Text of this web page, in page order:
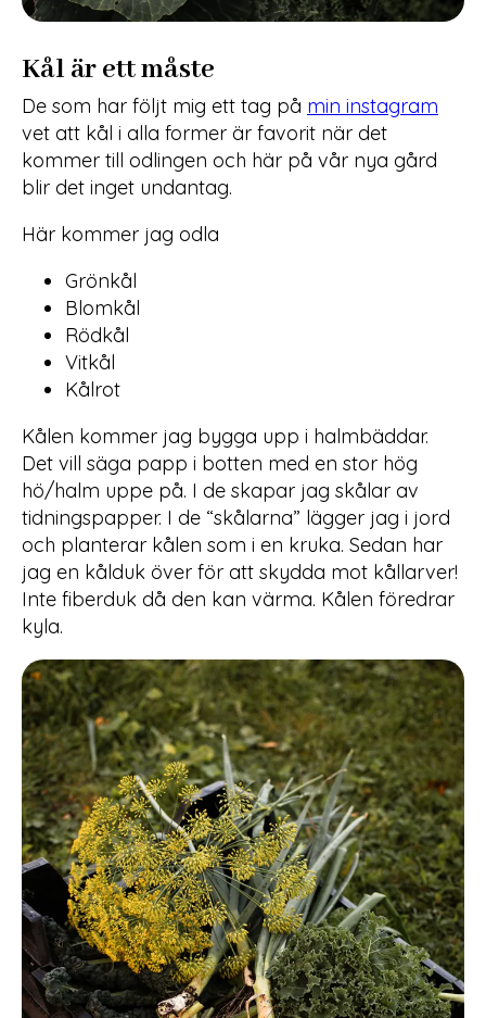
Kål är ett måste
De som har följt mig ett tag på min instagram
vet att kål i alla former är favorit när det
kommer till odlingen och här på vår nya gård
blir det inget undantag.
Här kommer jag odla
Grönkål
Blomkål
Rödkål
Vitkål
Kålrot
Kålen kommer jag bygga upp i halmbäddar.
Det vill säga papp i botten med en stor hög
hö/halm uppe på. I de skapar jag skålar av
tidningspapper. I de “skålarna” lägger jag i jord
och planterar kålen som i en kruka. Sedan har
jag en kålduk över för att skydda mot kållarver!
Inte fiberduk då den kan värma. Kålen föredrar
kyla.